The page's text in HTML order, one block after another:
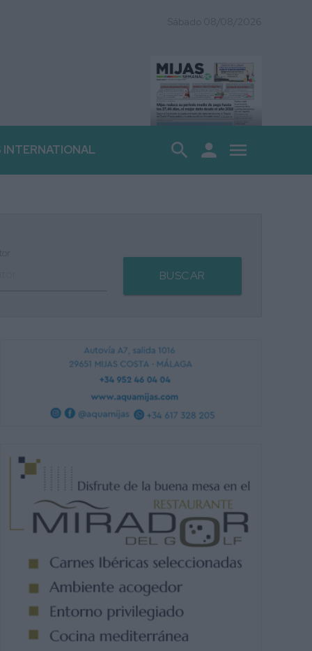
INTERNATIONAL search person menu
BUSCAR